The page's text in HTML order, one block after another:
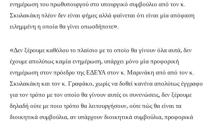
ενημέρωση του πρωθυπουργού στο υπουργικό συμβούλιο από τον κ.
Σκυλακάκη πλέον δεν είναι φήμες αλλά φαίνεται ότι είναι μία απόφαση
ειλημμένη η οποία θα γίνει οπωσδήποτε».
«Δεν ξέρουμε καθόλου το πλαίσιο με το οποίο θα γίνουν όλα αυτά, δεν
έχουμε απολύτως καμία ενημέρωση, υπάρχει μόνο μία προφορική
ενημέρωση στον πρόεδρο της ΕΔΕΥΑ στον κ. Μαρινάκη από από τον κ.
Σκυλακάκη και τον κ. Γραφάκο, χωρίς να δοθεί κανένα απολύτως έγγραφο
για τον τρόπο με τον οποίο θα γίνουν αυτές οι συνενώσεις, δεν ξέρουμε
δηλαδή ούτε με ποιο τρόπο θα λειτουργήσουν, ούτε πώς θα είναι τα
διοικητικά συμβούλια, αν υπάρχουν διοικητικά συμβούλια, προφορικά